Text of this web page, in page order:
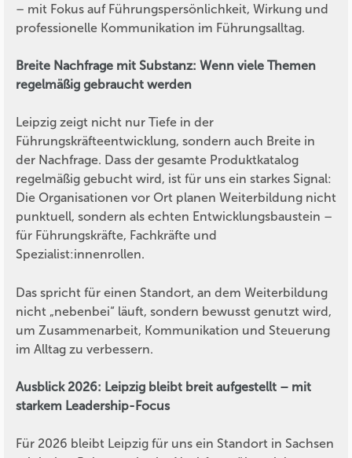
– mit Fokus auf Führungspersönlichkeit, Wirkung und
professionelle Kommunikation im Führungsalltag.
Breite Nachfrage mit Substanz: Wenn viele Themen
regelmäßig gebraucht werden
Leipzig zeigt nicht nur Tiefe in der
Führungskräfteentwicklung, sondern auch Breite in
der Nachfrage. Dass der gesamte Produktkatalog
regelmäßig gebucht wird, ist für uns ein starkes Signal:
Die Organisationen vor Ort planen Weiterbildung nicht
punktuell, sondern als echten Entwicklungsbaustein –
für Führungskräfte, Fachkräfte und
Spezialist:innenrollen.
Das spricht für einen Standort, an dem Weiterbildung
nicht „nebenbei“ läuft, sondern bewusst genutzt wird,
um Zusammenarbeit, Kommunikation und Steuerung
im Alltag zu verbessern.
Ausblick 2026: Leipzig bleibt breit aufgestellt – mit
starkem Leadership-Focus
Für 2026 bleibt Leipzig für uns ein Standort in Sachsen